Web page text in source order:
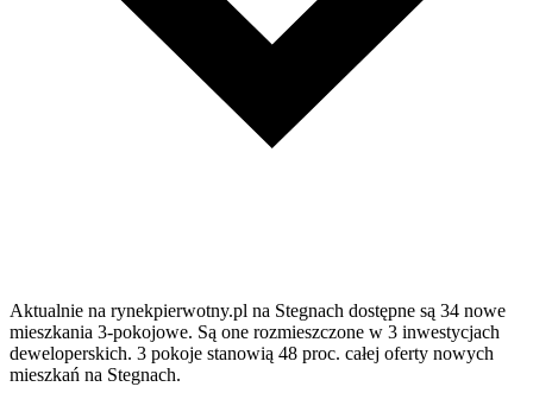
Aktualnie na rynekpierwotny.pl na Stegnach dostępne są 34 nowe
mieszkania 3-pokojowe. Są one rozmieszczone w 3 inwestycjach
deweloperskich. 3 pokoje stanowią 48 proc. całej oferty nowych
mieszkań na Stegnach.